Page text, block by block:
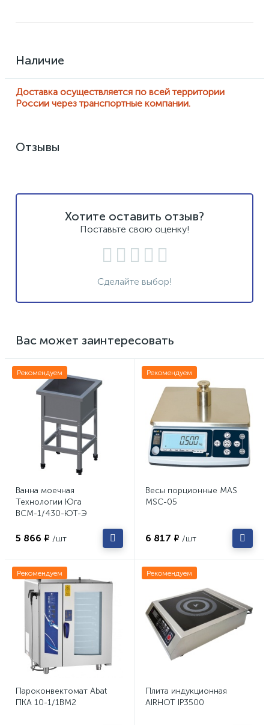
Наличие
Доставка осуществляется по всей территории
России через транспортные компании.
Отзывы
Хотите оставить отзыв?
Поставьте свою оценку!
Сделайте выбор!
Вас может заинтересовать
Рекомендуем
Ванна моечная
Технологии Юга
ВСМ-1/430-ЮТ-Э
5 866 ₽ /шт
Рекомендуем
Весы порционные MAS
MSC-05
6 817 ₽ /шт
Рекомендуем
Пароконвектомат Abat
ПКА 10-1/1ВМ2
Рекомендуем
Плита индукционная
AIRHOT IP3500